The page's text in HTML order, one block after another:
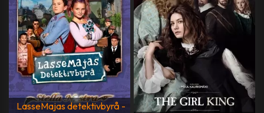
LasseMajas detektivbyrå -